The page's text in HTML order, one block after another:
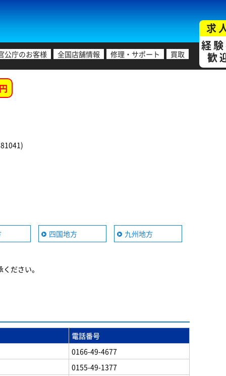
公庁のお客様 全国店舗情報 修理・サポート 買取
求
経
歓
四国地方 九州地方
ださい。
電話番号
0166-49-4677
0155-49-1377